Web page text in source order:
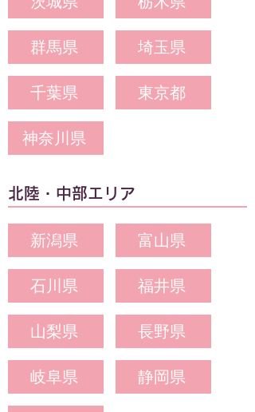
群馬県 埼玉県
千葉県 東京都
神奈川県
北陸・中部エリア
新潟県 富山県
石川県 福井県
山梨県 長野県
岐阜県 静岡県